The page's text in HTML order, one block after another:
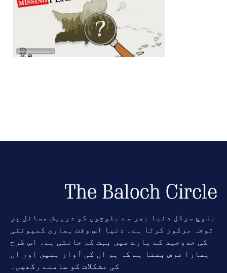
بلوچ سرکل دنیا بھر سے بلوچوں کو درپیش مسائل پر
توجہ مرکوز کرتا ہے۔ دنیا اس وقت ہماری کمیونٹی
کی جدوجہد کے بارے میں بہت کم جانتی ہے۔ اس طرح
ہمارا فرض بنتا ہے کہ ہم ان کی آواز بنیں اور ان
کی مشکلات کو سامنے رکھیں۔